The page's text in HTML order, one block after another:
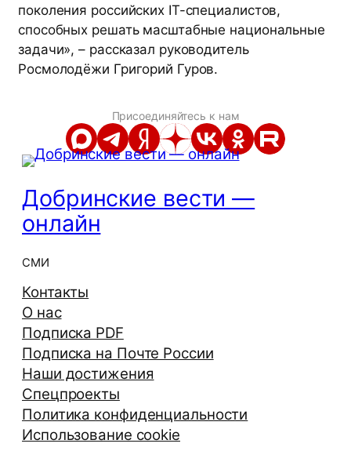
поколения российских IT-специалистов,
способных решать масштабные национальные
задачи», – рассказал руководитель
Росмолодёжи Григорий Гуров.
Присоединяйтесь к нам
Добринские вести —
онлайн
СМИ
Контакты
О нас
Подписка PDF
Подписка на Почте России
Наши достижения
Спецпроекты
Политика конфиденциальности
Использование cookie